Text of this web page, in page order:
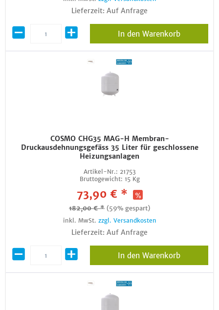
Lieferzeit: Auf Anfrage
In den Warenkorb
COSMO CHG35 MAG-H Membran-
Druckausdehnungsgefäss 35 Liter für geschlossene
Heizungsanlagen
Artikel-Nr.: 21753
Bruttogewicht: 15 Kg
73,90 € *
182,00 € * (59% gespart)
inkl. MwSt. zzgl. Versandkosten
Lieferzeit: Auf Anfrage
In den Warenkorb